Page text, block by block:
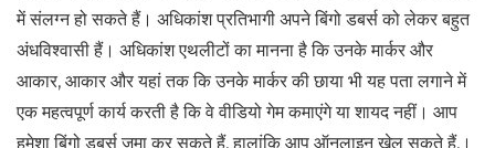
में संलग्न हो सकते हैं। अधिकांश प्रतिभागी अपने बिंगो डबर्स को लेकर बहुत
अंधविश्वासी हैं। अधिकांश एथलीटों का मानना ​​है कि उनके मार्कर और
आकार, आकार और यहां तक ​​कि उनके मार्कर की छाया भी यह पता लगाने में
एक महत्वपूर्ण कार्य करती है कि वे वीडियो गेम कमाएंगे या शायद नहीं। आप
हमेशा बिंगो डबर्स जमा कर सकते हैं, हालांकि आप ऑनलाइन खेल सकते हैं,।